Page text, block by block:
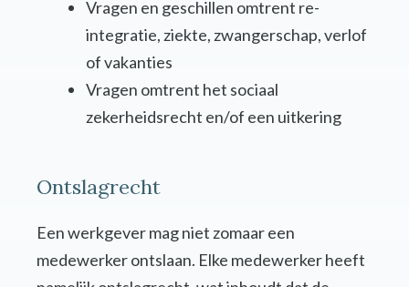
Vragen en geschillen omtrent re-
integratie, ziekte, zwangerschap, verlof
of vakanties
Vragen omtrent het sociaal
zekerheidsrecht en/of een uitkering
Ontslagrecht
Een werkgever mag niet zomaar een
medewerker ontslaan. Elke medewerker heeft